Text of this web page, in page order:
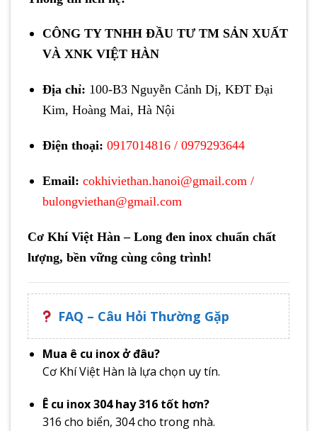
CÔNG TY TNHH ĐẦU TƯ TM SẢN XUẤT
VÀ XNK VIỆT HÀN
Địa chỉ: 100-B3 Nguyễn Cảnh Dị, KĐT Đại
Kim, Hoàng Mai, Hà Nội
Điện thoại: 0917014816/ 0979293644
Email: cokhiviethan.hanoi@gmail.com /
bulongviethan@gmail.com
Cơ Khí Việt Hàn – Long đen inox chuẩn chất
lượng, bền vững cùng công trình!
FAQ – Câu Hỏi Thường Gặp
Mua ê cu inox ở đâu?
Cơ Khí Việt Hàn là lựa chọn uy tín.
Ê cu inox 304 hay 316 tốt hơn?
316 cho biển, 304 cho trong nhà.